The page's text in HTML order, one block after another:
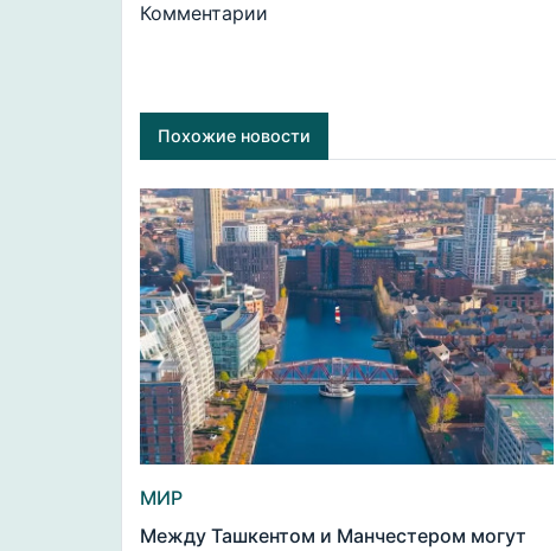
Комментарии
Похожие новости
МИР
Между Ташкентом и Манчестером могут